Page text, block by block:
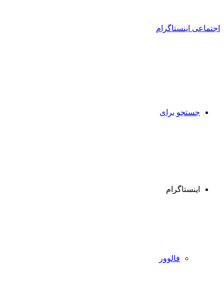
جستجو برای
اینستاگرام
فالوور